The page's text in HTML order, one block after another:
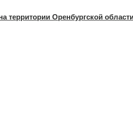
территории Оренбургской